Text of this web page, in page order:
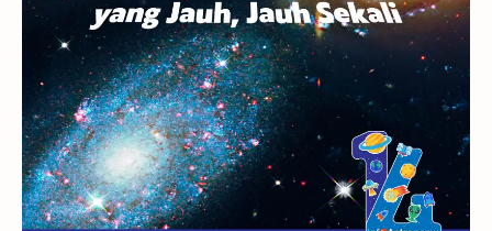
Stasiun Luar Angkasa Internasional
Gugus Bintang Menarik Dibaca
Venus Pluto Galaksi Kerdil
Gambar Harian Titan
Bintang Neutron Hubble Tips